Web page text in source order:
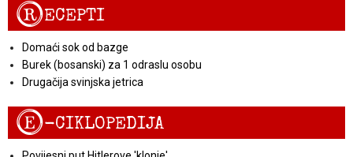
RECEPTI
Domaći sok od bazge
Burek (bosanski) za 1 odraslu osobu
Drugačija svinjska jetrica
E-CIKLOPEDIJA